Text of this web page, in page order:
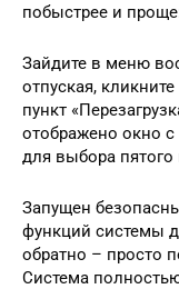
побыстрее и
Зайдите в меню
отпуская,
пункт
отображено окно
для выбора
Запущен
функций системы
обратно – просто
Система